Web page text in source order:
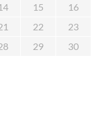
15
16
22
23
29
30